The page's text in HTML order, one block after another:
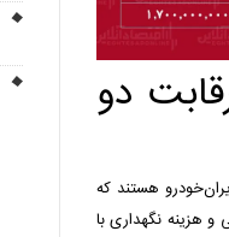
رقابت دو
ایران‌خودرو هستند که
هزینه نگهداری با